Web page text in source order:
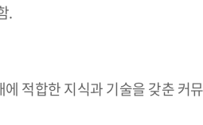
.
적합한 지식과 기술을 갖춘